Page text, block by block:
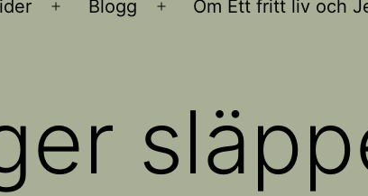
Öppna
Blogg
Öppna
Om Ett fritt liv och